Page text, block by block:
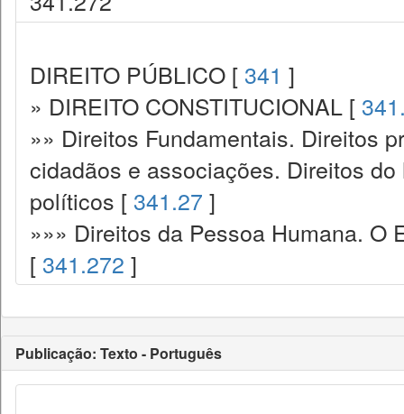
DIREITO PÚBLICO [ 341 ]
» DIREITO CONSTITUCIONAL [
»» Direitos Fundamentais. Direitos
cidadãos e associações. Direitos
políticos [ 341.27 ]
»»» Direitos da Pessoa Humana.
[ 341.272 ]
Publicação: Texto - Português